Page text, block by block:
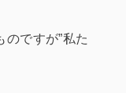
ですが”私た